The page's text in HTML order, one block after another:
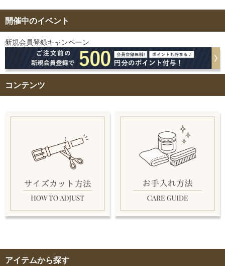
開催中のイベント
新規会員登録キャンペーン
コンテンツ
アイテムから探す